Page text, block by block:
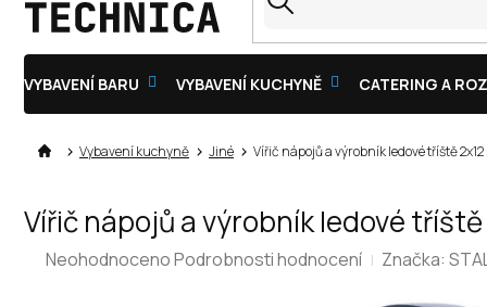
VYBAVENÍ BARU VYBAVENÍ KUCHYNĚ CATERING A
Vybavení kuchyně Jiné Vířič nápojů a výrobník ledové tříště 2x12 l
Vířič nápojů a výrobník ledové tříště
Průměrné
NeohodnocenoPodrobnosti hodnocení Značka: